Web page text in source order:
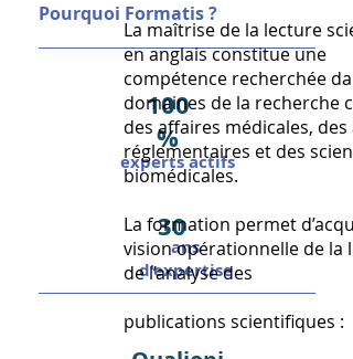
Pourquoi Formatis ?
100
%
experts actifs
30
ans
d'expertise
La maîtrise de la lecture
en anglais constitue une
compétence recherchée
domaines de la recherche
des affaires médicales, des
réglementaires et des
biomédicales.
La formation permet
vision opérationnelle de la
de l’analyse des
publications scientifiques :